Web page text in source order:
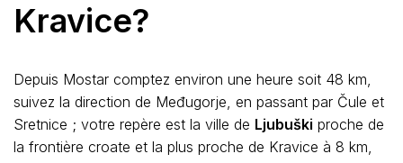
Kravice?
Depuis Mostar comptez environ une heure soit 48 km,
suivez la direction de Međugorje, en passant par Čule et
Sretnice ; votre repère est la ville de Ljubuški proche de
la frontière croate et la plus proche de Kravice à 8 km,